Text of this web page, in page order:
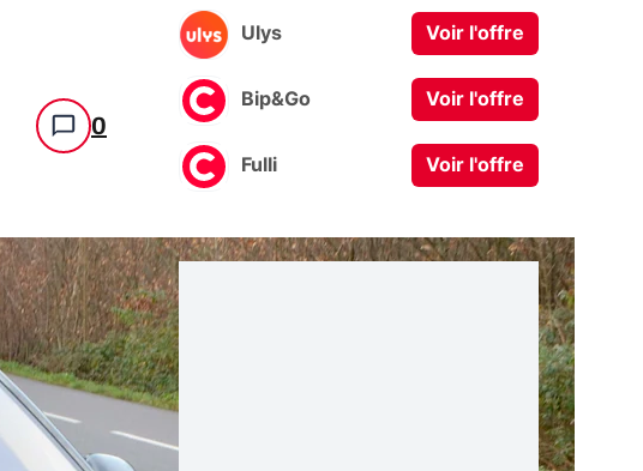
0
Ulys Voir l'offre
Bip&Go Voir l'offre
Fulli Voir l'offre